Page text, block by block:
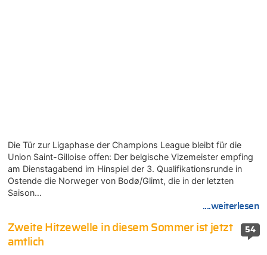
Die Tür zur Ligaphase der Champions League bleibt für die
Union Saint-Gilloise offen: Der belgische Vizemeister empfing
am Dienstagabend im Hinspiel der 3. Qualifikationsrunde in
Ostende die Norweger von Bodø/Glimt, die in der letzten
Saison…
....weiterlesen
54
Zweite Hitzewelle in diesem Sommer ist jetzt
amtlich